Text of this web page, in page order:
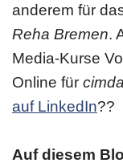
anderem für
Reha Bremen.
Media-Kurse
Online für
auf LinkedIn??
Auf diesem